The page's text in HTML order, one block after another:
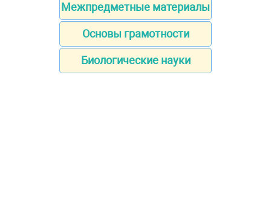
Межпредметные материалы
Основы грамотности
Биологические науки